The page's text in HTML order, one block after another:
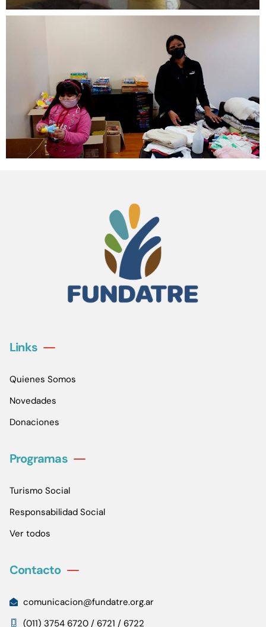
Links
Quienes Somos
Novedades
Donaciones
Programas
Turismo Social
Responsabilidad Social
Ver todos
Contacto
comunicacion@fundatre.org.ar
(011) 3754 6720 / 6721 / 6722